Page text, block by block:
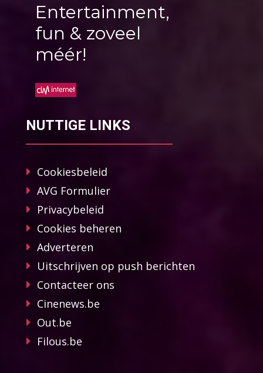
Entertainment,
fun & zoveel
méér!
NUTTIGE LINKS
Cookiesbeleid
AVG Formulier
Privacybeleid
Cookies beheren
Adverteren
Uitschrijven op push berichten
Contacteer ons
Cinenews.be
Out.be
Filous.be